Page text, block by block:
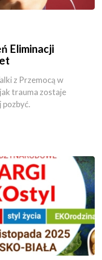
Eliminacji
z Przemocą w
trauma zostaje
pozbyć.